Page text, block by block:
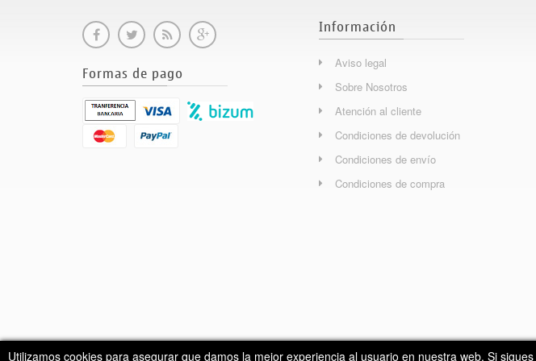
Formas de pago
Información
Aviso legal
Sobre Nosotros
Atención al cliente
Condiciones de devolución
Condiciones de envío
Condiciones de compra
Copyright
Utilizamos cookies para asegurar que damos la mejor experiencia al usuario en nuestra web. Si